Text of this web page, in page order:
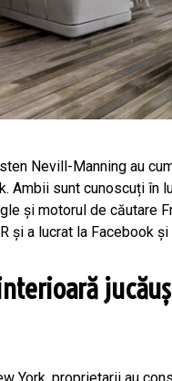
Nevill-Manning au
Ambii sunt cunoscuți în
și motorul de căutare
și a lucrat la Facebook